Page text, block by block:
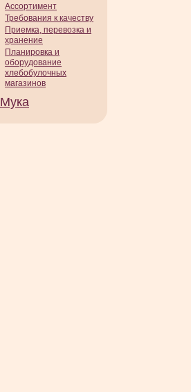
Ассортимент
Требования к качеству
Приемка, перевозка и
хранение
Планировка и
оборудование
хлебобулочных
магазинов
Мука